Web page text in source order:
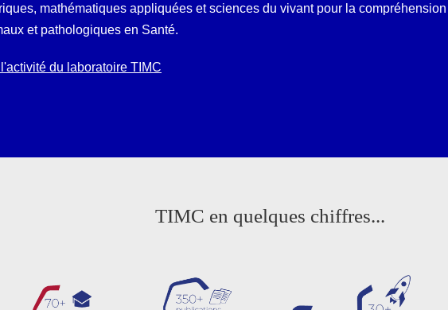
mathématiques appliquées et sciences du vivant pour la
et pathologiques en Santé.
du laboratoire TIMC
TIMC en quelques chiffres...